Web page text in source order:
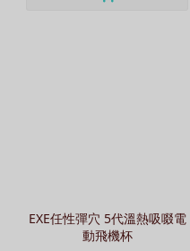
EXE任性彈穴 5代溫熱吸啜電
動飛機杯